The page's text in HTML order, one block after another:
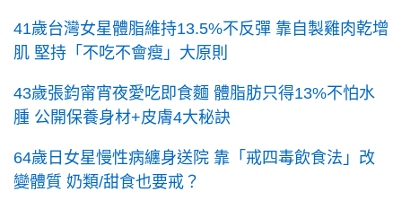
41歲台灣女星體脂維持13.5%不反彈 靠自製雞肉乾增
肌 堅持「不吃不會瘦」大原則
43歲張鈞甯宵夜愛吃即食麵 體脂肪只得13%不怕水
腫 公開保養身材+皮膚4大秘訣
64歲日女星慢性病纏身送院 靠「戒四毒飲食法」改
變體質 奶類/甜食也要戒？